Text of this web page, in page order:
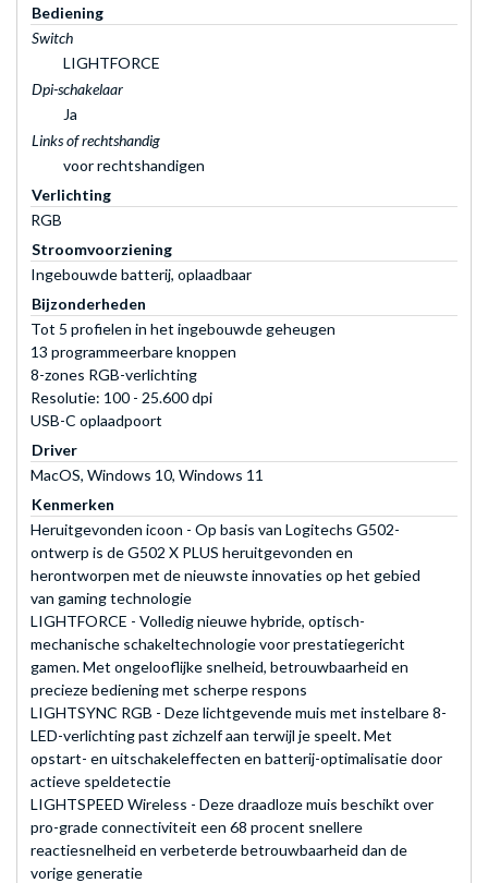
Bediening
Switch
LIGHTFORCE
Dpi-schakelaar
Ja
Links of rechtshandig
voor rechtshandigen
Verlichting
RGB
Stroomvoorziening
Ingebouwde batterij, oplaadbaar
Bijzonderheden
Tot 5 profielen in het ingebouwde geheugen
13 programmeerbare knoppen
8-zones RGB-verlichting
Resolutie: 100 - 25.600 dpi
USB-C oplaadpoort
Driver
MacOS, Windows 10, Windows 11
Kenmerken
Heruitgevonden icoon - Op basis van Logitechs G502-
ontwerp is de G502 X PLUS heruitgevonden en
herontworpen met de nieuwste innovaties op het gebied
van gaming technologie
LIGHTFORCE - Volledig nieuwe hybride, optisch-
mechanische schakeltechnologie voor prestatiegericht
gamen. Met ongelooflijke snelheid, betrouwbaarheid en
precieze bediening met scherpe respons
LIGHTSYNC RGB - Deze lichtgevende muis met instelbare 8-
LED-verlichting past zichzelf aan terwijl je speelt. Met
opstart- en uitschakeleffecten en batterij-optimalisatie door
actieve speldetectie
LIGHTSPEED Wireless - Deze draadloze muis beschikt over
pro-grade connectiviteit een 68 procent snellere
reactiesnelheid en verbeterde betrouwbaarheid dan de
vorige generatie